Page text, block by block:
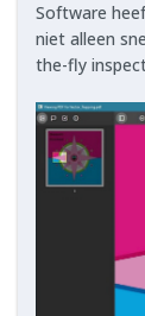
Software
niet alleen
the-fly